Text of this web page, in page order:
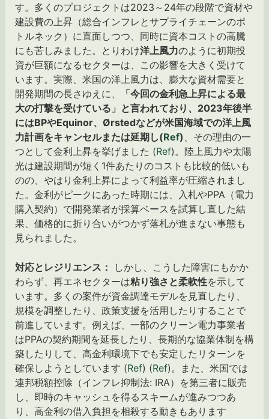
す。多くのプロジェクトは2023～24年の段階で資材や
建設費の上昇（総合インフレとサプライチェーンのボ
トルネック）に直面しつつ、同時に資本コストの高騰
にも苦しみました。とりわけ洋上風力のように初期投
資が巨額になるセクターは、この影響を大きく受けて
います。実際、米国の洋上風力は、膨大な資材需要と
開発期間の長さゆえに、
「今回の金利急上昇による最
大の打撃を受けている」と言われており、2023年後半
にはBPやEquinor、Ørstedなどが米国海域での洋上風
力計画をキャンセルまたは延期し(Ref) 、その理由の一
つとして金利上昇を挙げました (Ref)。陸上風力や太陽
光は建設期間が短く1件あたりのコストも比較的低いも
のの、やはり金利上昇によって利益率が圧縮されまし
た。金利がピークにあった時期には、入札やPPA（電力
購入契約）で開発業者が採算ベースを試算し直した結
果、価格的に折り合いがつかず落札が進まない事態も
見られました。
対応とレジリエンス：
しかし、こうした障害にもかか
わらず、再エネセクターは粘り強さと柔軟性を示して
います。多くの案件が資金調達モデルを見直したり、
規模を調整したり、政策支援を活用したりすることで
前進しています。例えば、一部のクリーン電力事業者
はPPAの契約期間を延長したり、長期的な協業体制を構
築したりして、高金利環境下でも安定したリターンを
確保しようとしています (Ref) (Ref)。また、米国では
連邦税額控除（インフレ抑制法: IRA）を第三者に販売
し、即時のキャッシュを得るスキームが進みつつあ
り、高金利の借入負担を相殺する動きもあります